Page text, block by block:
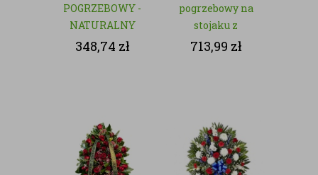
POGRZEBOWY -
NATURALNY
348,74 zł
pogrzebowy na
stojaku z
czerwonych róż
713,99 zł